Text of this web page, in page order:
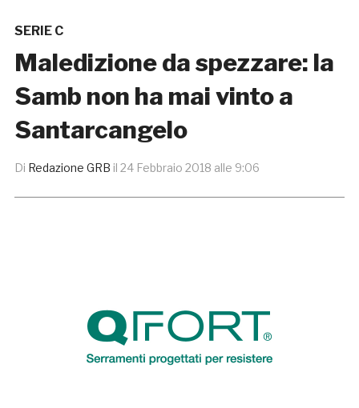
SERIE C
Maledizione da spezzare: la
Samb non ha mai vinto a
Santarcangelo
Di Redazione GRB il 24 Febbraio 2018 alle 9:06